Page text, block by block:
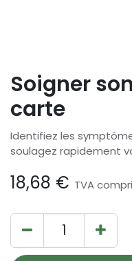
Soigner
carte
Identifiez les
soulagez rapidement
18,68 € TVA